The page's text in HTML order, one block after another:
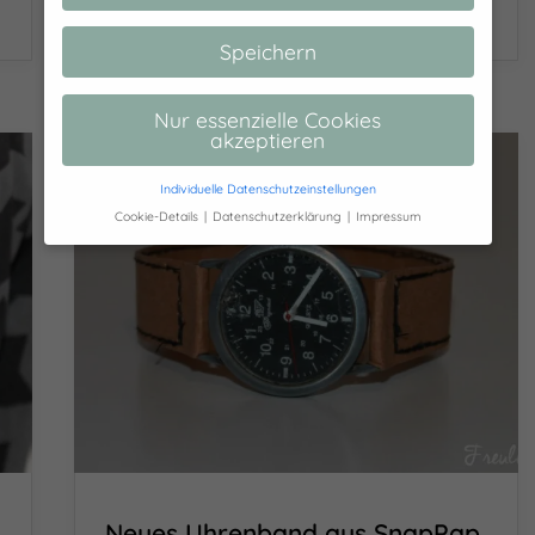
Speichern
Nur essenzielle Cookies
akzeptieren
Individuelle Datenschutzeinstellungen
Cookie-Details
Datenschutzerklärung Impressum
Datenschutzeinstellungen
Hier finden Sie eine Übersicht über alle
verwendeten Cookies. Sie können Ihre
Einwilligung zu ganzen Kategorien geben
oder sich weitere Informationen anzeigen
lassen und so nur bestimmte Cookies